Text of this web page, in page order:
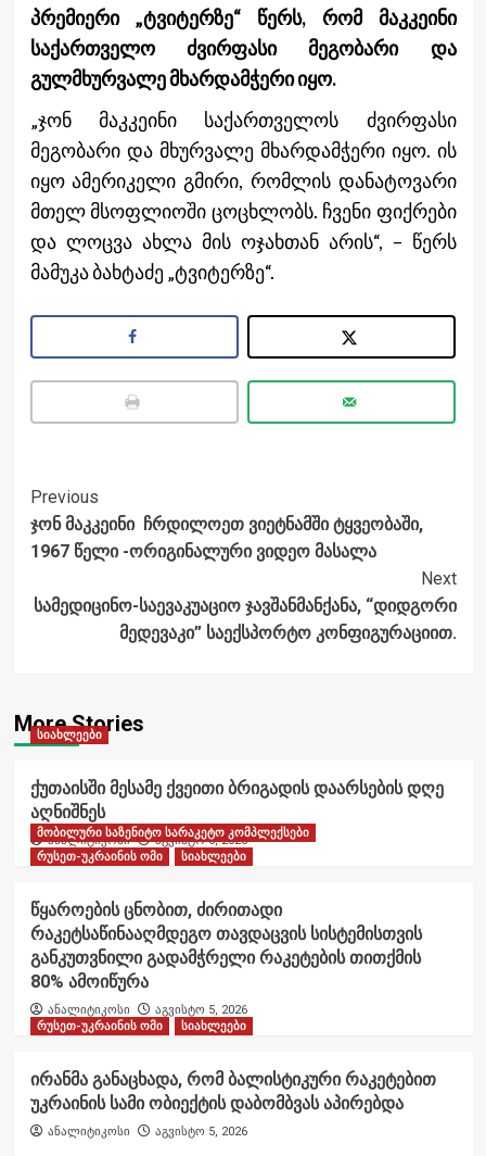
პრემიერი „ტვიტერზე“ წერს, რომ მაკკეინი
საქართველო ძვირფასი მეგობარი და
გულმხურვალე მხარდამჭერი იყო.
„ჯონ მაკკეინი საქართველოს ძვირფასი
მეგობარი და მხურვალე მხარდამჭერი იყო. ის
იყო ამერიკელი გმირი, რომლის დანატოვარი
მთელ მსოფლიოში ცოცხლობს. ჩვენი ფიქრები
და ლოცვა ახლა მის ოჯახთან არის“, – წერს
მამუკა ბახტაძე „ტვიტერზე“.
Post
Navigation
Previous
ჯონ მაკკეინი ჩრდილოეთ ვიეტნამში ტყვეობაში,
1967 წელი -ორიგინალური ვიდეო მასალა
Next
სამედიცინო-საევაკუაციო ჯავშანმანქანა, “დიდგორი
მედევაკი” საექსპორტო კონფიგურაციით.
More Stories
სიახლეები
ქუთაისში მესამე ქვეითი ბრიგადის დაარსების დღე
აღნიშნეს
ანალიტიკოსი აგვისტო 6, 2026
მობილური საზენიტო სარაკეტო კომპლექსები
რუსეთ-უკრაინის ომი
სიახლეები
წყაროების ცნობით, ძირითადი
რაკეტსაწინააღმდეგო თავდაცვის სისტემისთვის
განკუთვნილი გადამჭრელი რაკეტების თითქმის
80% ამოიწურა
ანალიტიკოსი
აგვისტო 5, 2026
რუსეთ-უკრაინის ომი
სიახლეები
ირანმა განაცხადა, რომ ბალისტიკური რაკეტებით
უკრაინის სამი ობიექტის დაბომბვას აპირებდა
ანალიტიკოსი აგვისტო 5, 2026